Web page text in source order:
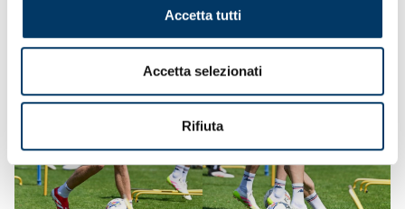
Accetta tutti
Accetta selezionati
Rifiuta